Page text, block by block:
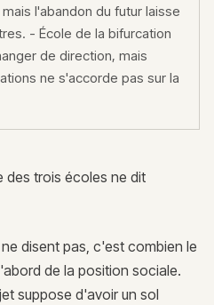
l'abandon du futur laisse
- École de la bifurcation
de direction, mais
ne s'accorde pas sur la
des trois écoles ne dit
disent pas, c'est combien le
de la position sociale.
suppose d'avoir un sol